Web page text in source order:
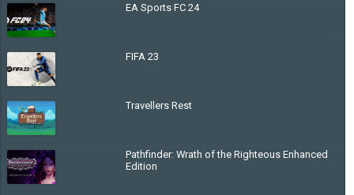
EA Sports FC 24
FIFA 23
Travellers Rest
Pathfinder: Wrath of the Righteous Enhanced
Edition